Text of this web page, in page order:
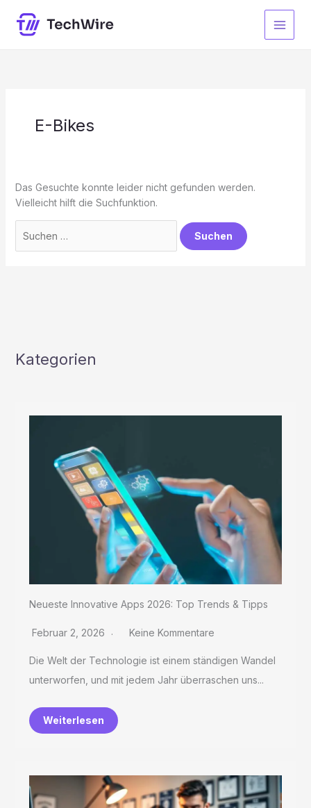
Inhalt
springen
E-Bikes
Das Gesuchte konnte leider nicht gefunden werden.
Vielleicht hilft die Suchfunktion.
nach:
Kategorien
Neueste Innovative Apps 2026: Top Trends & Tipps
Februar 2, 2026 Keine Kommentare
Die Welt der Technologie ist einem ständigen Wandel
unterworfen, und mit jedem Jahr überraschen uns...
Weiterlesen